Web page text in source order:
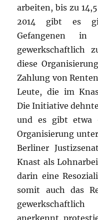
arbeiten, bis zu
2014 gibt es
Gefangenen
gewerkschaftlich
diese
Zahlung von
Leute, die im
Die Initiative
und es gibt etwa
Organisierung
Berliner
Knast als
darin eine
somit auch das